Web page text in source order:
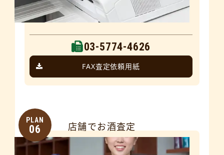
03-5774-4626
FAX査定依頼用紙
PLAN
06 店舗でお酒査定